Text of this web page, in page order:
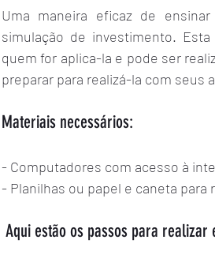
Uma maneira eficaz de
simulação de investimento.
quem for aplica-la e pode ser
preparar para realizá-la com seus
Materiais necessários:
- Computadores com acesso à
- Planilhas ou papel e caneta para
Aqui estão os passos para realizar